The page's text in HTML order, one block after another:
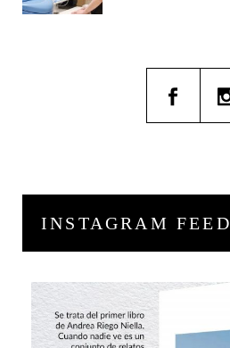
INSTAGRAM FEED